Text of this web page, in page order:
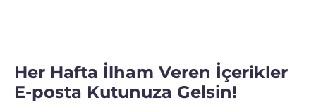
Her Hafta İlham Veren İçerikler
E-posta Kutunuza Gelsin!